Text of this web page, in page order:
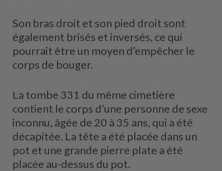
Son bras droit et son pied droit sont
également brisés et inversés, ce qui
pourrait être un moyen d’empêcher le
corps de bouger.
La tombe 331 du même cimetière
contient le corps d’une personne de sexe
inconnu, âgée de 20 à 35 ans, qui a été
décapitée. La tête a été placée dans un
pot et une grande pierre plate a été
placée au-dessus du pot.